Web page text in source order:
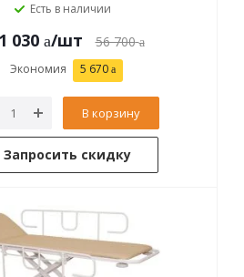
Есть в наличии
030 /шт 56 700
Экономия 5 670
В корзину
Запросить скидку